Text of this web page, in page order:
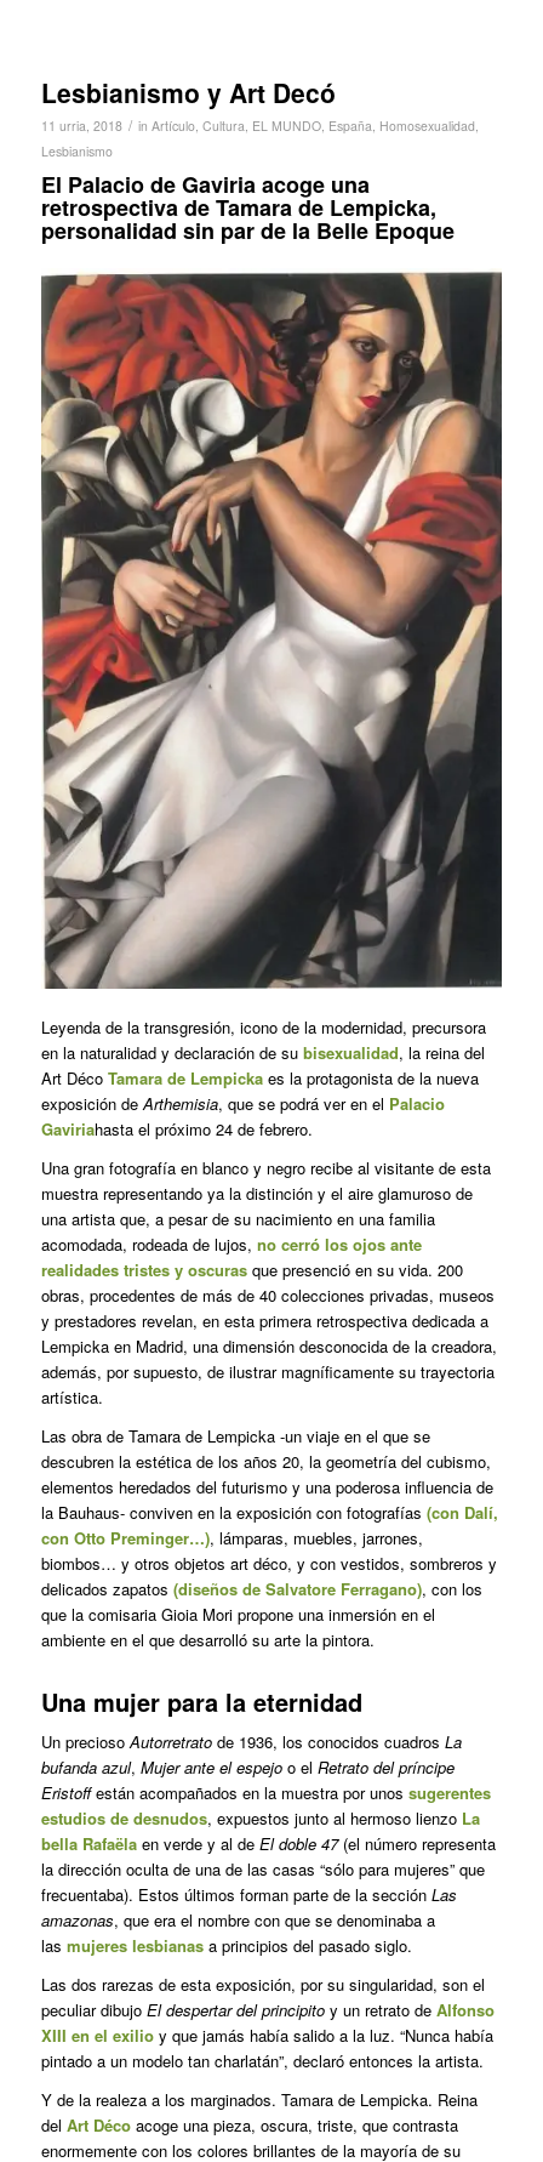
Lesbianismo y Art Decó
11 urria, 2018 / in Artículo, Cultura EL MUNDO, España Homosexualidad
Lesbianismo
El Palacio de Gaviria acoge una
retrospectiva de Tamara de Lempicka,
personalidad sin par de la Belle Epoque
Leyenda de la transgresión, icono de la modernidad, precursora
en la naturalidad y declaración de su bisexualidad, la reina del
Art Déco Tamara de Lempickaes la protagonista de la nueva
exposición deArthemisia, que se podrá ver en el Palacio
Gaviriahasta el próximo 24 de febrero.
Una gran fotografía en blanco y negro recibe al visitante de esta
muestra representando ya la distinción y el aire glamuroso de
una artista que, a pesar de su nacimiento en una familia
acomodada, rodeada de lujos, no cerró los ojos ante
realidades tristes y oscurasque presenció en su vida. 200
obras, procedentes de más de 40 colecciones privadas, museos
y prestadores revelan, en esta primera retrospectiva dedicada a
Lempicka en Madrid, una dimensión desconocida de la creadora,
además, por supuesto, de ilustrar magníficamente su trayectoria
artística.
Las obra de Tamara de Lempicka -un viaje en el que se
descubren la estética de los años 20, la geometría del cubismo,
elementos heredados del futurismo y una poderosa influencia de
la Bauhaus- conviven en la exposición con fotografías (con Dalí,
con Otto Preminger…), lámparas, muebles, jarrones,
biombos… y otros objetos art déco, y con vestidos, sombreros y
delicados zapatos (diseños de Salvatore Ferragano), con los
que la comisaria Gioia Mori propone una inmersión en el
ambiente en el que desarrolló su arte la pintora.
Una mujer para la eternidad
Un preciosoAutorretrato de 1936, los conocidos cuadros La
bufanda azul, Mujer ante el espejoo el Retrato del príncipe
Eristoffestán acompañados en la muestra por unos sugerentes
estudios de desnudos, expuestos junto al hermoso lienzo La
bella Rafaëlaen verde y al de El doble 47(el número representa
la dirección oculta de una de las casas “sólo para mujeres” que
frecuentaba). Estos últimos forman parte de la sección Las
amazonas, que era el nombre con que se denominaba a
las mujeres lesbianasa principios del pasado siglo.
Las dos rarezas de esta exposición, por su singularidad, son el
peculiar dibujo El despertar del principitoy un retrato de Alfonso
XIII en el exilioy que jamás había salido a la luz. “Nunca había
pintado a un modelo tan charlatán”, declaró entonces la artista.
Y de la realeza a los marginados. Tamara de Lempicka. Reina
del Art Décoacoge una pieza, oscura, triste, que contrasta
enormemente con los colores brillantes de la mayoría de su